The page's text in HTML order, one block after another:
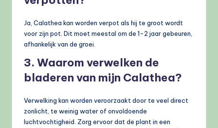
Ja, Calathea kan worden verpot als hij te groot wordt
voor zijn pot. Dit moet meestal om de 1-2 jaar gebeuren,
afhankelijk van de groei.
3. Waarom verwelken de
bladeren van mijn Calathea?
Verwelking kan worden veroorzaakt door te veel direct
zonlicht, te weinig water of onvoldoende
luchtvochtigheid. Zorg ervoor dat de plant in een